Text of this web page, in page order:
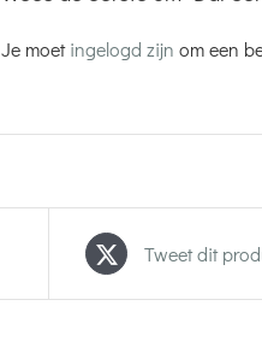
Je moetingelogd zijn om een
Tweet dit